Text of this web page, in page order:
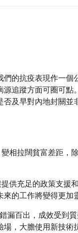
的抗疫表現作一
追蹤方面可圈可
及早對內地封關
相拉闊貧富差距，
供充足的政策支援
的工作將變得更加
百出，成效受到質
，大膽使用新技